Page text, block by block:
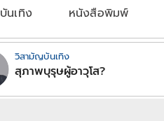
บันเทิง หนังสือพิมพ์
วิสามัญบันเทิง
สุภาพบุรุษผู้อาวุโส?